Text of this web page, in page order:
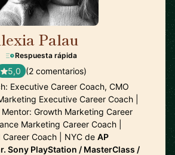
Palau
Respuesta rápida
5,0 (2 comentarios)
Executive Career Coach, CMO
Executive Career Coach |
Growth Marketing Career
Marketing Career Coach |
Career Coach | NYC de AP
Sony PlayStation / MasterClass /